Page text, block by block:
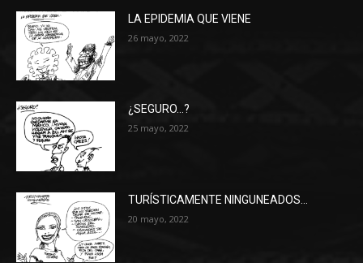
LA EPIDEMIA QUE VIENE
26 mayo, 2022
¿SEGURO…?
25 mayo, 2022
TURÍSTICAMENTE NINGUNEADOS…
20 mayo, 2022